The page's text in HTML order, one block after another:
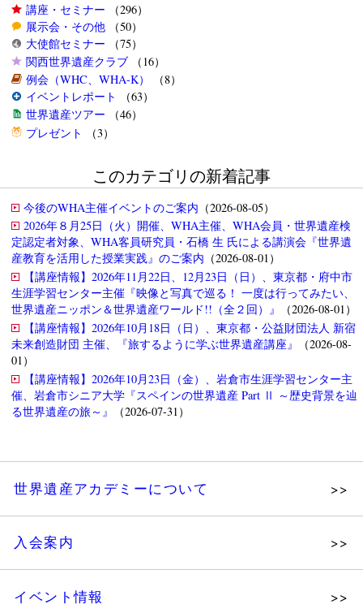
講座・セミナー （296）
展示会・その他（50）
大使館セミナー （75）
関西世界遺産クラブ（16）
例会（WHC、WHA-K）
（8）
イベントレポート
（63）
世界遺産ツアー （46）
プレゼント
（3）
このカテゴリの新着記事
今後のWHA主催イベントのご案内 （2026-08-05）
2026年８月25日（火）開催、WHA主催、WHA会員・世界遺産検
定認定者対象、WHA客員研究員・石橋 生 氏による講演会『世界遺
産教育を活用した授業実践』のご案内 （2026-08-01）
【講座情報】2026年11月22日、12月23日（日）、東京都・府中市
生涯学習センター主催『映像と写真で巡る！ 一度は行ってみたい、
世界遺産ニッポン＆世界遺産ワールド!!（全２回）』
（2026-08-01）
【講座情報】2026年10月18日（日）、東京都・公益財団法人 新宿
未来創造財団 主催、『旅するように学ぶ世界遺産講座』
（2026-08-
01）
【講座情報】2026年10月23日（金）、岩倉市生涯学習センター主
催、岩倉市シニア大学『スペインの世界遺産 Part Ⅱ ～歴史背景を辿
る世界遺産の旅～』
（2026-07-31）
世界遺産アカデミーについて
入会案内
イベント情報